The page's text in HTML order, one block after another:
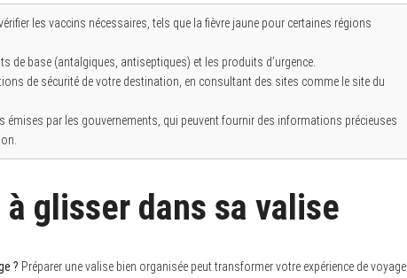
les vaccins nécessaires, tels que la fièvre jaune pour certaines régions
de base (antalgiques, antiseptiques) et les produits d’urgence.
de sécurité de votre destination, en consultant des sites comme le site du
émises par les gouvernements, qui peuvent fournir des informations précieuses
glisser dans sa valise
? Préparer une valise bien organisée peut transformer votre expérience de voyage.